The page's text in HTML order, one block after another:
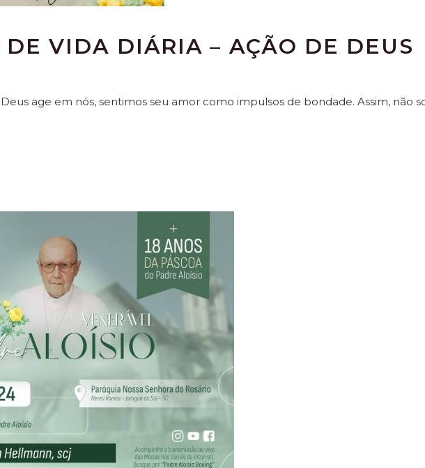
DE VIDA DIÁRIA – AÇÃO DE DEUS
age em nós, sentimos seu amor como impulsos de bondade. Assim, não